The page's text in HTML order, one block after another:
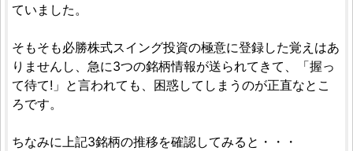
ていました。
そもそも必勝株式スイング投資の極意に登録した覚えはあ
りませんし、急に3つの銘柄情報が送られてきて、「握っ
て待て!」と言われても、困惑してしまうのが正直なとこ
ろです。
ちなみに上記3銘柄の推移を確認してみると・・・